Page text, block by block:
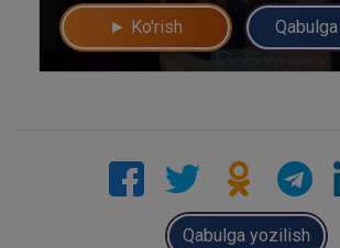
► Ko'rish
Qabulga yozilish